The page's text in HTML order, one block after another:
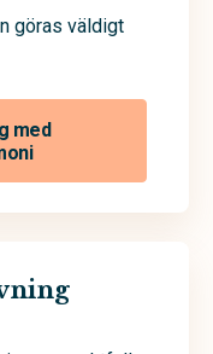
göras väldigt
med